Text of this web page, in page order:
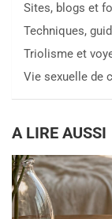
Sites, blogs et
Techniques,
Triolisme et
Vie sexuelle de
A LIRE AUSSI